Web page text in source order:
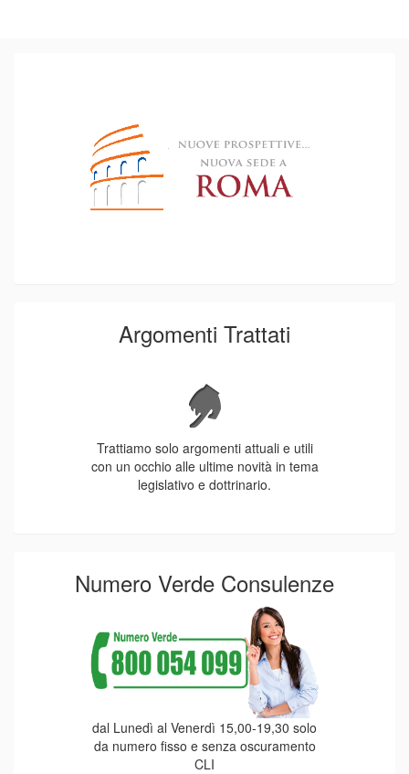
Argomenti Trattati
Trattiamo solo argomenti attuali e utili
con un occhio alle ultime novità in tema
legislativo e dottrinario.
Numero Verde Consulenze
dal Lunedì al Venerdì 15,00-19,30 solo
da numero fisso e senza oscuramento
CLI